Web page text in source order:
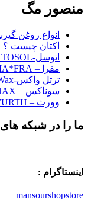
منصور مگ
انواع روغن
اکتان چیست ؟
اتوسل-AUTOSOL
مفرا – MA*FRA
ترتل واکس-Turtle Wax
سوناکس – SONAX
وورث – WURTH
ما را در شبکه
اینستاگرام :
mansourshopstore